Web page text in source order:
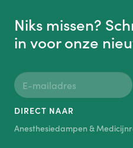
Niks missen?
in voor onze
DIRECT NAAR
Anesthesiedampen &